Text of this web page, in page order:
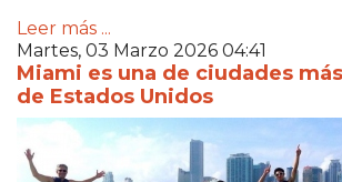
Leer más ...
Martes, 03 Marzo 2026 04:41
Miami es una de ciudades
de Estados Unidos